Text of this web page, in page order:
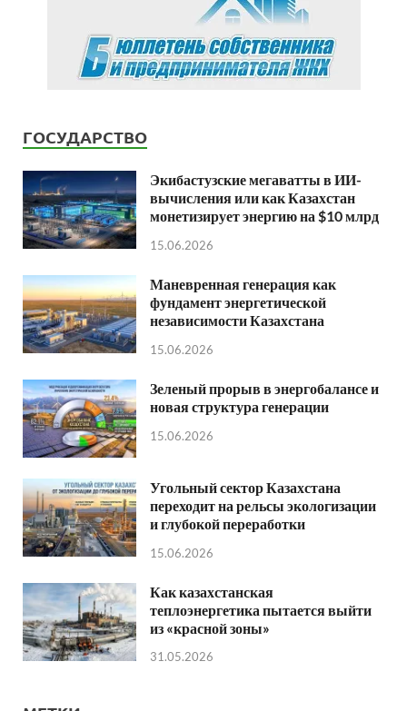
ГОСУДАРСТВО
Экибастузские мегаватты в ИИ-
вычисления или как Казахстан
монетизирует энергию на $10 млрд
15.06.2026
Маневренная генерация как
фундамент энергетической
независимости Казахстана
15.06.2026
Зеленый прорыв в энергобалансе и
новая структура генерации
15.06.2026
Угольный сектор Казахстана
переходит на рельсы экологизации
и глубокой переработки
15.06.2026
Как казахстанская
теплоэнергетика пытается выйти
из «красной зоны»
31.05.2026